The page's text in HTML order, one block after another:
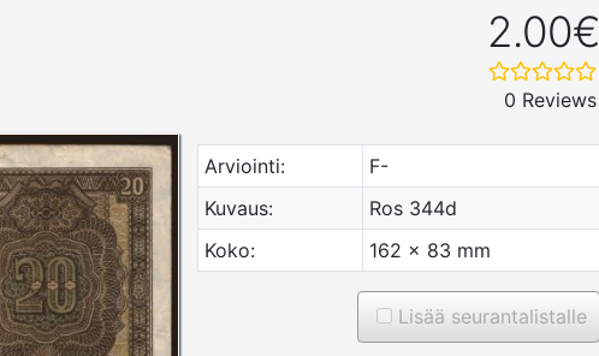
2.00€
0 Reviews
Arviointi:
F-
Kuvaus:
Ros 344d
Koko:
162 x 83 mm
Lisää seurantalistalle